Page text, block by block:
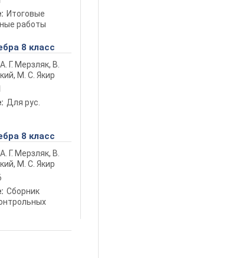
Итоговые
работы
8 класс
А. Г. Мерзляк, В.
М. С. Якир
Для рус.
8 класс
А. Г. Мерзляк, В.
М. С. Якир
Сборник